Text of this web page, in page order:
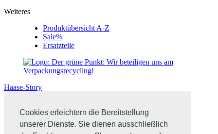
Cookies erleichtern die Bereitstellung
unserer Dienste. Sie dienen ausschließlich
Weiteres
Produktübersicht A-Z
Sale%
Ersatzteile
Haase-Story